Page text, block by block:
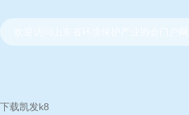
下载凯发k8